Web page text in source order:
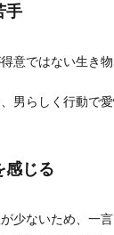
くないなら、...
女性は多いと思い
伝わることは...
手
意ではない生き物
男らしく行動で
感じる
少ないため、一言